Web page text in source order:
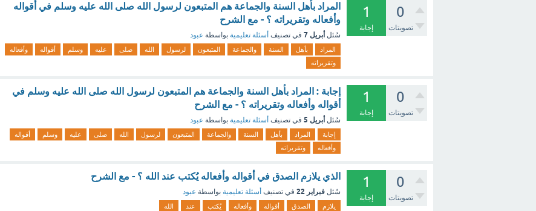
0
تصويتات
1
إجابة
المراد بأهل السنة والجماعة هم المتبعون لرسول الله صلى الله عليه وسلم في أقواله
وأفعاله وتقريراته ؟ - مع الشرح
سُئل أبريل 7 في تصنيف أسئلة تعليمية بواسطة عبود
المراد بأهل السنة والجماعة المتبعون لرسول الله صلى عليه وسلم أقواله
وأفعاله
وتقريراته
0
تصويتات
1
إجابة
إجابة : المراد بأهل السنة والجماعة هم المتبعون لرسول الله صلى الله عليه وسلم في
أقواله وأفعاله وتقريراته ؟ - مع الشرح
سُئل أبريل 5 في تصنيف أسئلة تعليمية بواسطة عبود
إجابة المراد بأهل السنة والجماعة المتبعون لرسول الله صلى عليه وسلم
أقواله
وأفعاله
وتقريراته
0
تصويتات
1
إجابة
الذي يلازم الصدق في أقواله وأفعاله يُكتب عند الله ؟ - مع الشرح
سُئل فبراير 22 في تصنيف أسئلة تعليمية بواسطة عبود
يلازم الصدق أقواله وأفعاله يُكتب عند الله